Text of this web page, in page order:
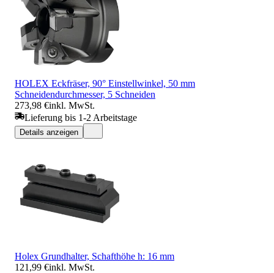
HOLEX Eckfräser, 90° Einstellwinkel, 50 mm
Schneidendurchmesser, 5 Schneiden
273,98 €inkl. MwSt.
Lieferung bis 1-2 Arbeitstage
Details anzeigen
Holex Grundhalter, Schafthöhe h: 16 mm
121,99 €inkl. MwSt.